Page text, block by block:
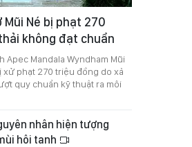
Mũi Né bị phạt 270
không đạt chuẩn
Apec Mandala Wyndham Mũi
xử phạt 270 triệu đồng do xả
quy chuẩn kỹ thuật ra môi
nhân hiện tượng
hôi tanh